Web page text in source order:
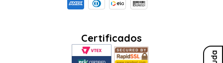
Certificados